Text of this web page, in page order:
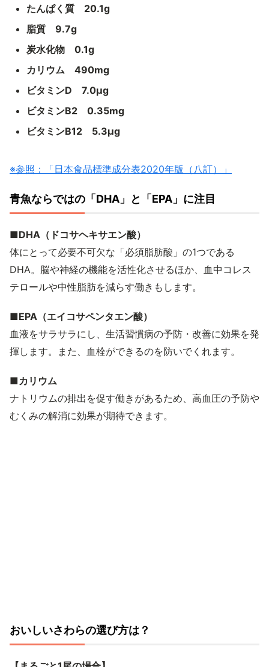
たんぱく質 20.1g
脂質 9.7g
炭水化物 0.1g
カリウム 490mg
ビタミンD 7.0μg
ビタミンB2 0.35mg
ビタミンB12 5.3μg
※参照：「日本食品標準成分表2020年版（八訂）」
青魚ならではの「DHA」と「EPA」に注目
■DHA（ドコサヘキサエン酸）
体にとって必要不可欠な「必須脂肪酸」の1つである
DHA。脳や神経の機能を活性化させるほか、血中コレス
テロールや中性脂肪を減らす働きもします。
■EPA（エイコサペンタエン酸）
血液をサラサラにし、生活習慣病の予防・改善に効果を発
揮します。また、血栓ができるのを防いでくれます。
■カリウム
ナトリウムの排出を促す働きがあるため、高血圧の予防や
むくみの解消に効果が期待できます。
おいしいさわらの選び方は？